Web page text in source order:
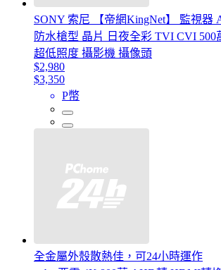
SONY 索尼 【帝網KingNet】 監視器
防水槍型 晶片 日夜全彩 TVI CVI 500
超低照度 攝影機 攝像頭
$2,980
$3,350
P幣
全金屬外殼散熱佳，可24小時運作